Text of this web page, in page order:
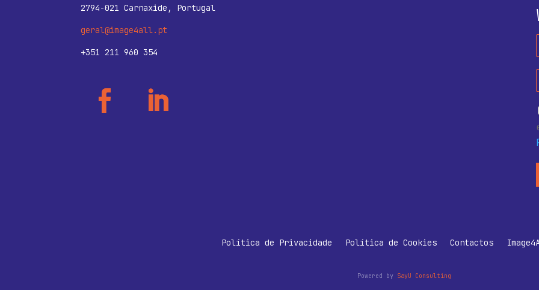
2794-021 Carnaxide, Portugal
geral@image4all.pt
+351 211 960 354
Política de Privacidade Política de Cookies Contactos
Powered by SayU Consulting